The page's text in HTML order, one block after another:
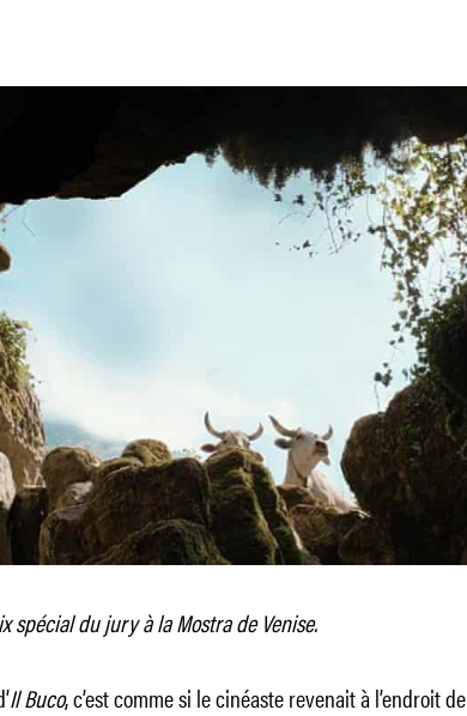
spécial du jury à la Mostra de Venise.
Il Buco, c’est comme si le cinéaste revenait à l’endroit de